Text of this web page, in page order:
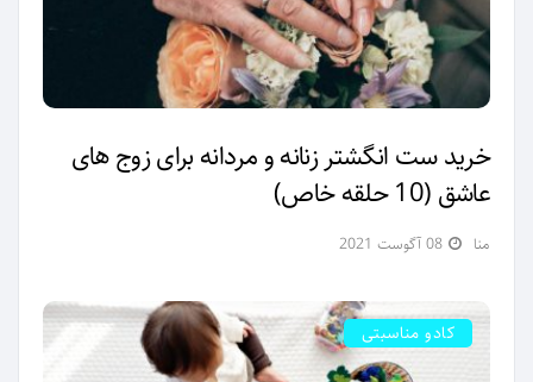
خرید ست انگشتر زنانه و مردانه برای زوج های
عاشق (10 حلقه خاص)
منا 08 آگوست 2021
کادو مناسبتی